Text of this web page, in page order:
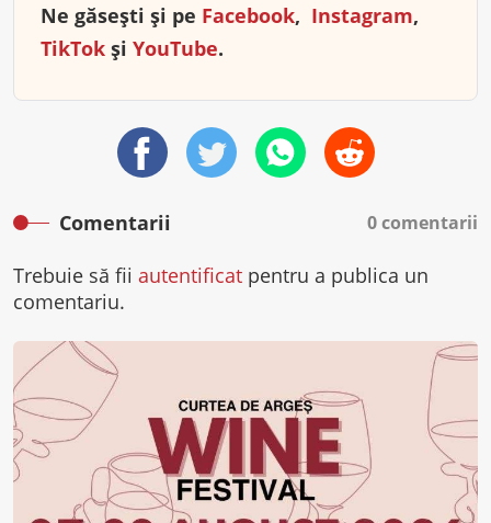
Ne găsești și pe Facebook, Instagram,
TikTok și YouTube.
Comentarii 0 comentarii
Trebuie să fii autentificat pentru a publica un
comentariu.